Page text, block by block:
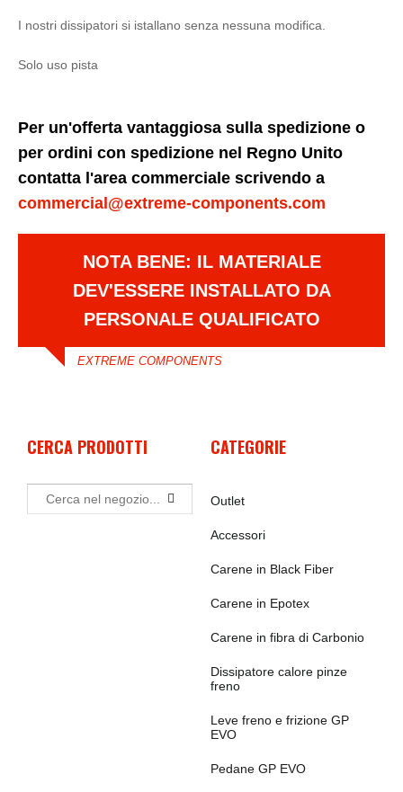
I nostri dissipatori si istallano senza nessuna modifica.
Solo uso pista
Per un'offerta vantaggiosa sulla spedizione o
per ordini con spedizione nel Regno Unito
contatta l'area commerciale scrivendo a
commercial@extreme-components.com
NOTA BENE: IL MATERIALE
DEV'ESSERE INSTALLATO DA
PERSONALE QUALIFICATO
EXTREME COMPONENTS
CERCA PRODOTTI CATEGORIE
Outlet
Accessori
Carene in Black Fiber
Carene in Epotex
Carene in fibra di Carbonio
Dissipatore calore pinze
freno
Leve freno e frizione GP
EVO
Pedane GP EVO